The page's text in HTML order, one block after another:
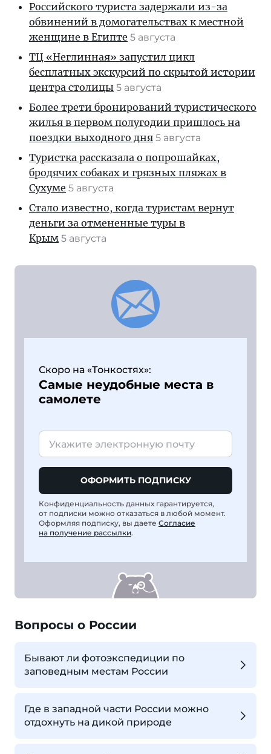
Российского туриста задержали из-за
обвинений в домогательствах к местной
женщине в Египте 5 августа
ТЦ «Неглинная» запустил цикл
бесплатных экскурсий по скрытой истории
центра столицы 5 августа
Более трети бронирований туристического
жилья в первом полугодии пришлось на
поездки выходного дня 5 августа
Туристка рассказала о попрошайках,
бродячих собаках и грязных пляжах в
Сухуме 5 августа
Стало известно, когда туристам вернут
деньги за отмененные туры в
Крым 5 августа
Скоро на «Тонкостях»:
Самые неудобные места в
самолете
ОФОРМИТЬ ПОДПИСКУ
Конфиденциальность данных гарантируется,
от подписки можно отказаться в любой момент.
Оформляя подписку, вы даете Согласие
на получение рассылки.
Вопросы о России
Бывают ли фотоэкспедиции по
заповедным местам России
Где в западной части России можно
отдохнуть на дикой природе